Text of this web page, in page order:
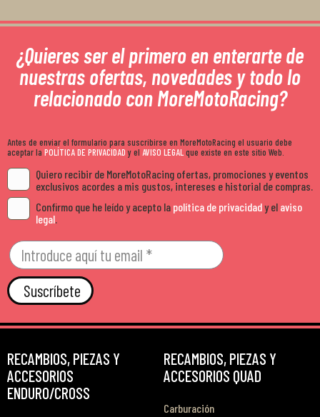
¿Quieres ser el primero en enterarte de
nuestras ofertas, novedades y todo lo
relacionado con MoreMotoRacing?
Antes de enviar el formulario para suscribirse en MoreMotoRacing el usuario debe
aceptar la POLÍTICA DE PRIVACIDADy el AVISO LEGALque existe en este sitio Web.
Quiero recibir de MoreMotoRacing ofertas, promociones y eventos
exclusivos acordes a mis gustos, intereses e historial de compras.
Confirmo que he leído y acepto la política de privacidady el aviso
legal
Suscríbete
RECAMBIOS, PIEZAS Y
ACCESORIOS
ENDURO/CROSS
RECAMBIOS, PIEZAS Y
ACCESORIOS QUAD
Carburación